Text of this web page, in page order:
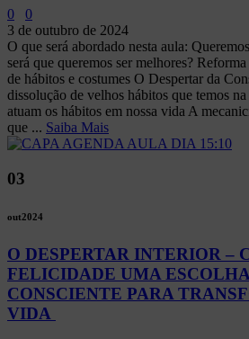
0
0
3 de outubro de 2024
O que será abordado nesta aula:
será que queremos ser melhores?
de hábitos e costumes O Despertar da
dissolução de velhos hábitos que temos
atuam os hábitos em nossa vida A
que ... Saiba Mais
03
out2024
O DESPERTAR INTERIOR –
FELICIDADE UMA
CONSCIENTE PARA
VIDA